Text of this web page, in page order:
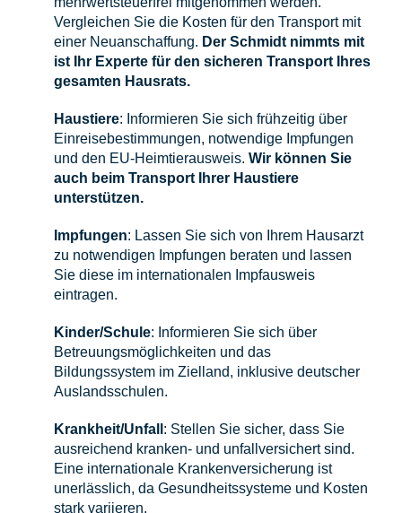
Vergleichen Sie die Kosten für den Transport mit
einer Neuanschaffung. Der Schmidt nimmts mit
ist Ihr Experte für den sicheren Transport Ihres
gesamten Hausrats.
Haustiere: Informieren Sie sich frühzeitig über
Einreisebestimmungen, notwendige Impfungen
und den EU-Heimtierausweis. Wir können Sie
auch beim Transport Ihrer Haustiere
unterstützen.
Impfungen: Lassen Sie sich von Ihrem Hausarzt
zu notwendigen Impfungen beraten und lassen
Sie diese im internationalen Impfausweis
eintragen.
Kinder/Schule: Informieren Sie sich über
Betreuungsmöglichkeiten und das
Bildungssystem im Zielland, inklusive deutscher
Auslandsschulen.
Krankheit/Unfall : Stellen Sie sicher, dass Sie
ausreichend kranken- und unfallversichert sind.
Eine internationale Krankenversicherung ist
unerlässlich, da Gesundheitssysteme und Kosten
stark variieren.